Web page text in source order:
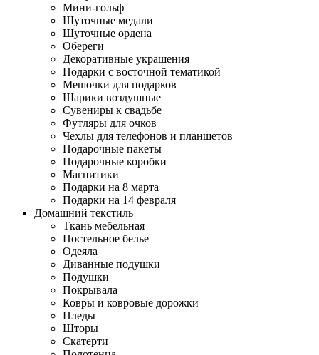
Мини-гольф
Шуточные медали
Шуточные ордена
Обереги
Декоративные украшения
Подарки с восточной тематикой
Мешочки для подарков
Шарики воздушные
Сувениры к свадьбе
Футляры для очков
Чехлы для телефонов и планшетов
Подарочные пакеты
Подарочные коробки
Магнитики
Подарки на 8 марта
Подарки на 14 февраля
Домашний текстиль
Ткань мебельная
Постельное белье
Одеяла
Диванные подушки
Подушки
Покрывала
Ковры и ковровые дорожки
Пледы
Шторы
Скатерти